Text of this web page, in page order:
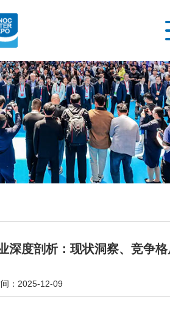
深度剖析：现状洞察、竞争格
：2025-12-09